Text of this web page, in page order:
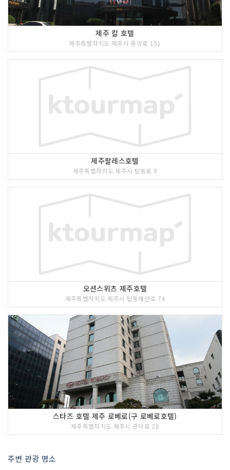
제주 칼 호텔
제주특별자치도 제주시 중앙로 151
제주팔레스호텔
제주특별자치도 제주시 탑동로 9
오션스위츠 제주호텔
제주특별자치도 제주시 탑동해안로 74
스타즈 호텔 제주 로베로(구 로베로호텔)
제주특별자치도 제주시 관덕로 26
주변 관광 명소